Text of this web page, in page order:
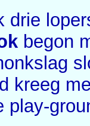
drie
begon
kreeg
play-